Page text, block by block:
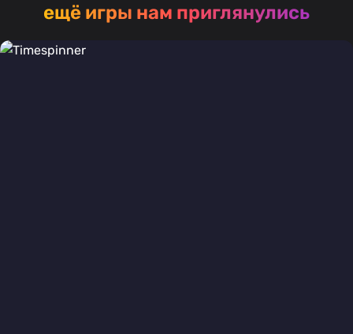
ещё игры нам приглянулись